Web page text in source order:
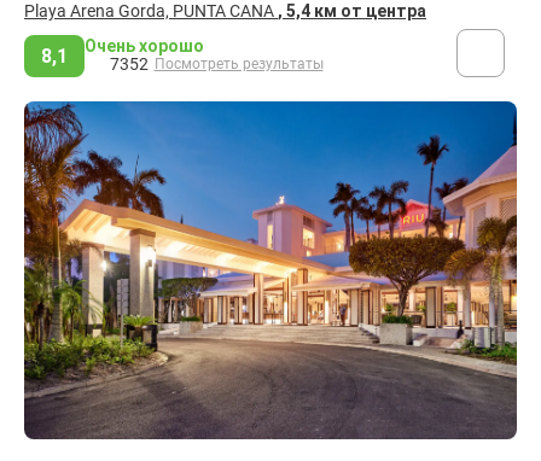
Playa Arena Gorda, PUNTA CANA , 5,4 км от центра
8,1
Очень хорошо
7352 Посмотреть результаты